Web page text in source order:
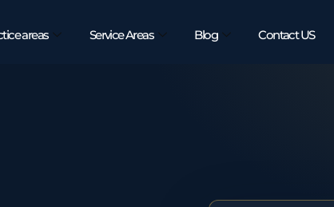
areas Service Areas Blog Contact US